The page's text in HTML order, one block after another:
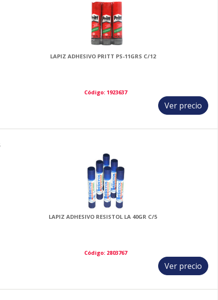
LAPIZ ADHESIVO PRITT PS-11GRS C/12
Código: 1923637
Ver precio
LAPIZ ADHESIVO RESISTOL LA 40GR C/5
Código: 2803767
Ver precio